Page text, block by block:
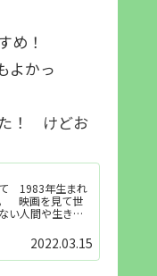
！
かっ
けどお
1983年生まれ
映画を見て世
い人間や生き物
に触れることが
ます。「映画を
を高い」とわか
2022.03.15